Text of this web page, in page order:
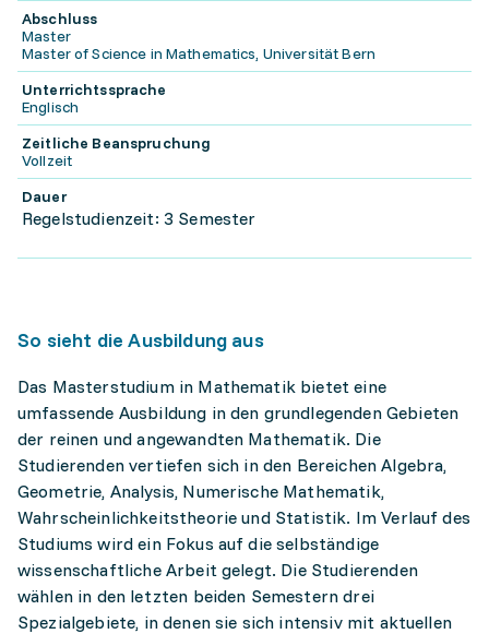
Abschluss
Master
Master of Science in Mathematics, Universität Bern
Unterrichtssprache
Englisch
Zeitliche Beanspruchung
Vollzeit
Dauer
Regelstudienzeit: 3 Semester
So sieht die Ausbildung aus
Das Masterstudium in Mathematik bietet eine
umfassende Ausbildung in den grundlegenden Gebieten
der reinen und angewandten Mathematik. Die
Studierenden vertiefen sich in den Bereichen Algebra,
Geometrie, Analysis, Numerische Mathematik,
Wahrscheinlichkeitstheorie und Statistik. Im Verlauf des
Studiums wird ein Fokus auf die selbständige
wissenschaftliche Arbeit gelegt. Die Studierenden
wählen in den letzten beiden Semestern drei
Spezialgebiete, in denen sie sich intensiv mit aktuellen